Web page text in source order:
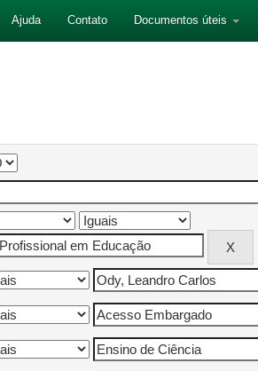
Ajuda Contato Documentos úteis